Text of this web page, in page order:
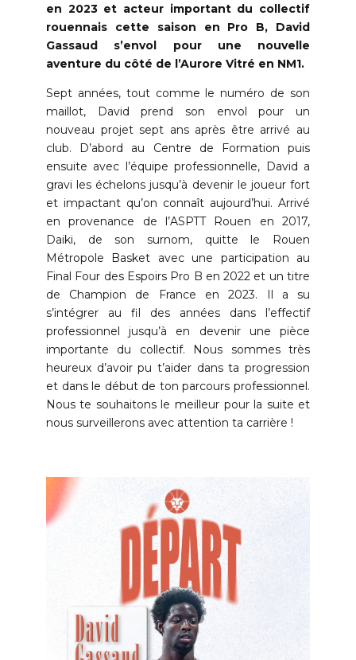
en 2023 et acteur important du collectif
rouennais cette saison en Pro B, David
Gassaud s’envol pour une nouvelle
aventure du côté de l’Aurore Vitré en NM1.
Sept années, tout comme le numéro de son
maillot, David prend son envol pour un
nouveau projet sept ans après être arrivé au
club. D’abord au Centre de Formation puis
ensuite avec l’équipe professionnelle, David a
gravi les échelons jusqu’à devenir le joueur fort
et impactant qu’on connaît aujourd’hui. Arrivé
en provenance de l’ASPTT Rouen en 2017,
Daiki, de son surnom, quitte le Rouen
Métropole Basket avec une participation au
Final Four des Espoirs Pro B en 2022 et un titre
de Champion de France en 2023. Il a su
s’intégrer au fil des années dans l’effectif
professionnel jusqu’à en devenir une pièce
importante du collectif. Nous sommes très
heureux d’avoir pu t’aider dans ta progression
et dans le début de ton parcours professionnel.
Nous te souhaitons le meilleur pour la suite et
nous surveillerons avec attention ta carrière !